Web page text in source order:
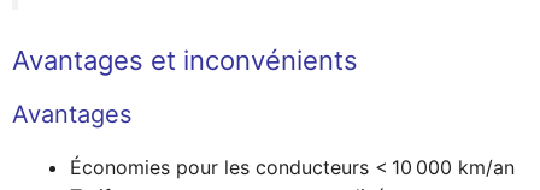
Avantages et inconvénients
Avantages
Économies pour les conducteurs < 10 000 km/an